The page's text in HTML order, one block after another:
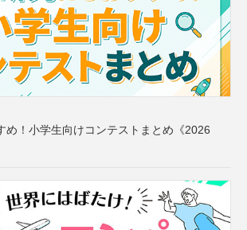
め！小学生向けコンテストまとめ《2026